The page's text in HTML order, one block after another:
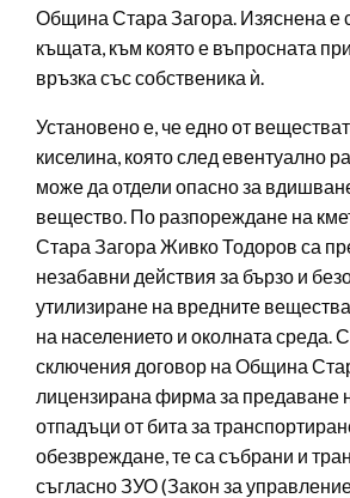
Община Стара Загора. Изяснена е
къщата, към която е въпросната
връзка със собственика ѝ.
Установено е, че едно от
киселина, която след евентуално
може да отдели опасно за
вещество. По разпореждане на
Стара Загора Живко Тодоров са
незабавни действия за бързо и
утилизиране на вредните
на населението и околната среда.
сключения договор на Община
лицензирана фирма за предаване
отпадъци от бита за
обезвреждане, те са събрани и
съгласно ЗУО (Закон за